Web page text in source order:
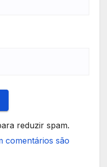
reduzir spam.
comentários são